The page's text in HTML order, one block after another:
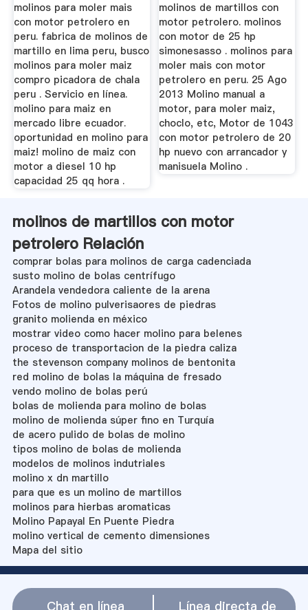
molinos para moler mais
con motor petrolero en
peru. fabrica de molinos de
martillo en lima peru, busco
molinos para moler maiz
compro picadora de chala
peru . Servicio en línea.
molino para maiz en
mercado libre ecuador.
oportunidad en molino para
maiz! molino de maiz con
motor a diesel 10 hp
capacidad 25 qq hora .
molinos de martillos con
motor petrolero. molinos
con motor de 25 hp
simonesasso . molinos para
moler mais con motor
petrolero en peru. 25 Ago
2013 Molino manual a
motor, para moler maiz,
choclo, etc, Motor de 1043
con motor petrolero de 20
hp nuevo con arrancador y
manisuela Molino .
molinos de martillos con motor
petrolero Relación
comprar bolas para molinos de carga cadenciada
susto molino de bolas centrífugo
Arandela vendedora caliente de la arena
Fotos de molino pulverisaores de piedras
granito molienda en méxico
mostrar video como hacer molino para belenes
proceso de transportacion de la piedra caliza
the stevenson company molinos de bentonita
red molino de bolas la máquina de fresado
vendo molino de bolas perú
bolas de molienda para molino de bolas
molino de molienda súper fino en Turquía
de acero pulido de bolas de molino
tipos molino de bolas de molienda
modelos de molinos indutriales
molino x dn martillo
para que es un molino de martillos
molinos para hierbas aromaticas
Molino Papayal En Puente Piedra
molino vertical de cemento dimensiones
Mapa del sitio
Chat en línea Línea directa de